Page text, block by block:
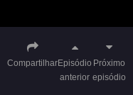
CompartilharEpisódio
anterior
Próximo
episódio